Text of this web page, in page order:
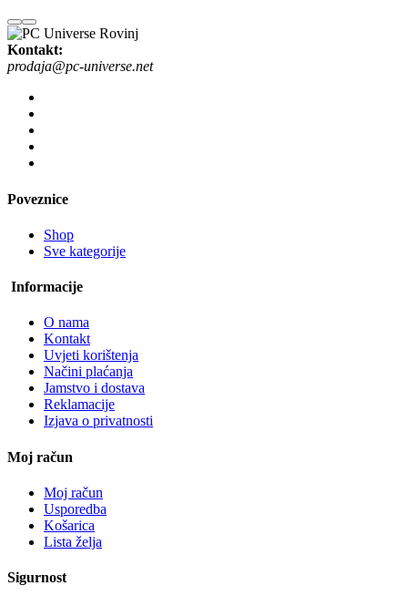
Kontakt:
prodaja@pc-universe.net
Poveznice
Shop
Sve kategorije
Informacije
O nama
Kontakt
Uvjeti korištenja
Načini plaćanja
Jamstvo i dostava
Reklamacije
Izjava o privatnosti
Moj račun
Moj račun
Usporedba
Košarica
Lista želja
Sigurnost